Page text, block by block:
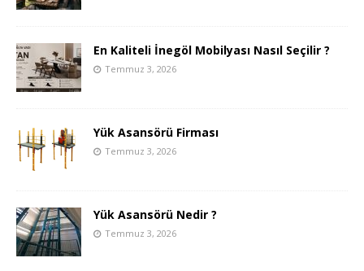
En Kaliteli İnegöl Mobilyası Nasıl Seçilir ?
Temmuz 3, 2026
Yük Asansörü Firması
Temmuz 3, 2026
Yük Asansörü Nedir ?
Temmuz 3, 2026